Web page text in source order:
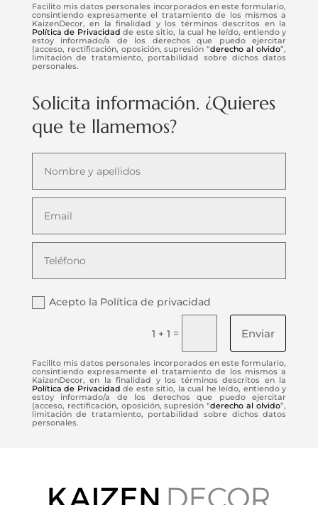
Facilito mis datos personales incorporados en este formulario,
consintiendo expresamente el tratamiento de los mismos a
KaizenDecor, en la finalidad y los términos descritos en la
Política de Privacidad de este sitio, la cual he leído, entiendo y
estoy informado/a de los derechos que puedo ejercitar
(acceso, rectificación, oposición, supresión “derecho al olvido”,
limitación de tratamiento, portabilidad sobre dichos datos
personales.
Solicita información. ¿Quieres
que te llamemos?
Acepto la Política de privacidad
1 + 1 = Enviar
Facilito mis datos personales incorporados en este formulario,
consintiendo expresamente el tratamiento de los mismos a
KaizenDecor, en la finalidad y los términos descritos en la
Política de Privacidad de este sitio, la cual he leído, entiendo y
estoy informado/a de los derechos que puedo ejercitar
(acceso, rectificación, oposición, supresión “derecho al olvido”,
limitación de tratamiento, portabilidad sobre dichos datos
personales.